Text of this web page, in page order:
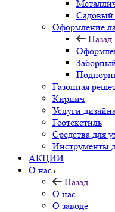
Оформление
Назад
Газонная
Кирпич
Услуги
Геотекстиль
Средства для
Инструменты
АКЦИИ
О нас
Назад
О нас
О заводе